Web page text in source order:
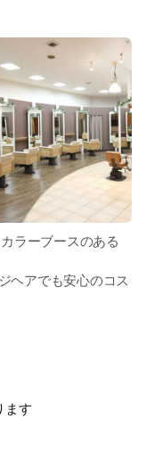
ラーブースのある
ヘアでも安心のコス
ラル縮毛矯正。お
い。
経験のスタッフに
。
ます